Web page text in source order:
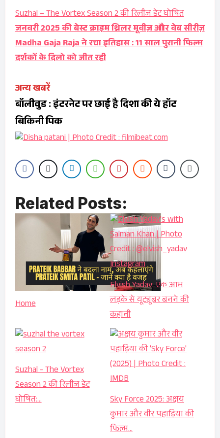
Suzhal – The Vortex Season 2 की रिलीज डेट घोषित
जनवरी 2025 की बेस्ट क्राइम थ्रिलर मूवीज़ और वेब सीरीज़
Madha Gaja Raja ने रचा इतिहास : 11 साल पुरानी फिल्म
दर्शकों के दिलो को जीत रही
अन्य खबरें
बॉलीवुड : इंटरनेट पर छाई है दिशा की ये हॉट
बिकिनी पिक
Related Posts:
Home
Elvish Yadav: एक आम
लड़के से यूट्यूबर बनने की
कहानी
Suzhal - The Vortex
Season 2 की रिलीज डेट
घोषित:…
Sky Force 2025: अक्षय
कुमार और वीर पहाड़िया की
फिल्म…